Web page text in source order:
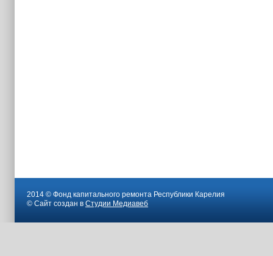
2014 © Фонд капитального ремонта Республики Карелия
© Сайт создан в Студии Медиавеб